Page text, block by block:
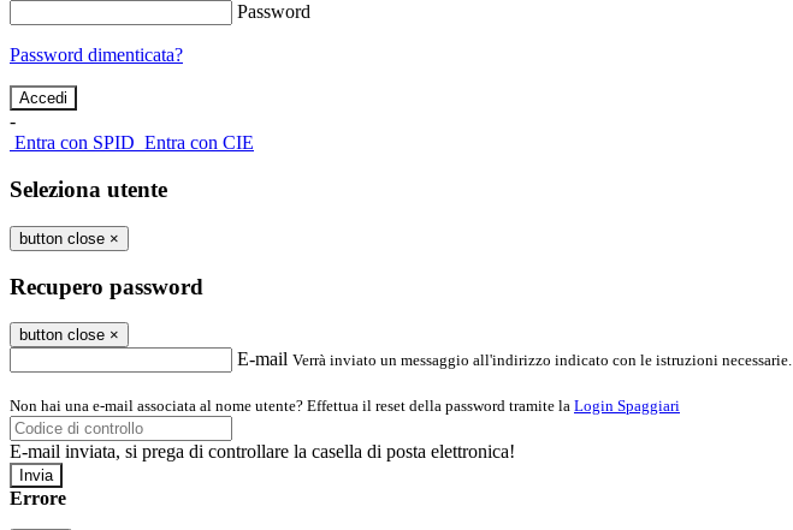
Password
Password dimenticata?
-
Entra con SPID Entra con CIE
Seleziona utente
button close ×
Recupero password
button close ×
E-mail Verrà inviato un messaggio all'indirizzo indicato con le istruzioni necessarie.
Non hai una e-mail associata al nome utente? Effettua il reset della password tramite la Login Spaggiari
E-mail inviata, si prega di controllare la casella di posta elettronica!
Errore